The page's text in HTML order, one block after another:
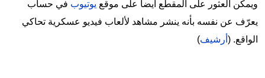
ويمكن العثور على المقطع أيضاً على موقع يوتيوب في حساب
يعرّف عن نفسه بأنه ينشر مشاهد لألعاب فيديو عسكرية تحاكي
الواقع. ( أرشيف)